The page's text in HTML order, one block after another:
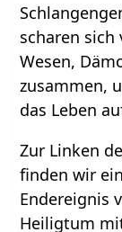
scharen
Wesen,
zusammen,
das Leben
Zur Linken
finden wir
Endereignis
Heiligtum